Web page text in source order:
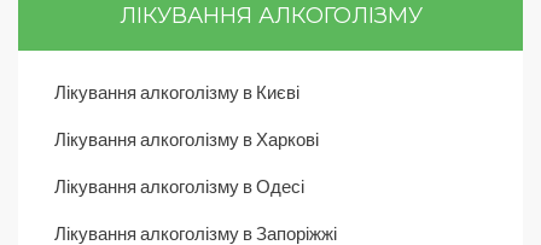
ЛІКУВАННЯ АЛКОГОЛІЗМУ
Лікування алкоголізму в Києві
Лікування алкоголізму в Харкові
Лікування алкоголізму в Одесі
Лікування алкоголізму в Запоріжжі